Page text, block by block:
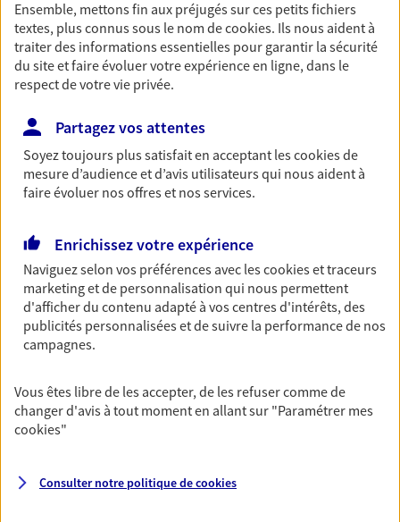
Découvrir les offres Épargne
Retraite
votre vie avec les conseils d'un expert. Découvrez
notre solution PER (Plan Epargne Retraite)
spécialement conçue pour la retraite.
Découvrir l'offre Retraite
Prévoyance
Pour un avenir serein, assurez-vous avec notre
contrat prévoyance. Préservez vos proches en cas
d'accident ou de maladie en optant pour les
garanties incapacité temporaire totale de travail,
invalidité ou de décès.
Découvrir l'offre Prévoyance
Couvrez vos dépenses de santé ainsi que celles de
votre famille avec la complémentaire santé qui
Ensemble, mettons fin aux préjugés sur ces petits fichiers
textes, plus connus sous le nom decookies. Ils nous aident à
traiter des informations essentielles pour garantir la sécurité
du site et faire évoluer votre expérience en ligne, dans le
respect de votre vie privée.
Partagez vos attentes
Soyez toujours plus satisfait en acceptant lescookiesde
mesure d’audience et d’avis utilisateurs qui nous aident à
faire évoluer nos offres et nos services.
Enrichissez votre expérience
Naviguez selon vos préférences avec lescookies et traceurs
marketing et de personnalisation qui nous permettent
d'afficher du contenu adapté à vos centres d'intérêts, des
publicités personnalisées et de suivre la performance de nos
campagnes.
Vous êtes libre de les accepter, de les refuser comme de
changer d'avis à tout moment en allant sur "Paramétrer mes
cookies"
Consulter notre politique decookies